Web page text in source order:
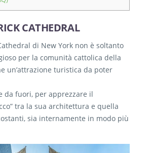
CATHEDRAL
di New York non è soltanto
per la comunità cattolica della
un’attrazione turistica da poter
da fuori, per apprezzare il
tra la sua architettura e quella
sia internamente in modo più